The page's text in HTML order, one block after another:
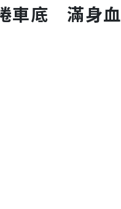
車底 滿身血